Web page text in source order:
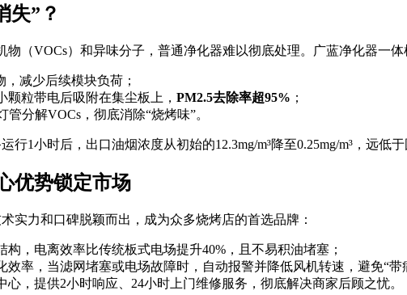
失”？
（VOCs）和异味分子，普通净化器难以彻底处理。广蓝净化器一体
，减少后续模块负荷；
颗粒带电后吸附在集尘板上， PM2.5去除率超95% ；
分解VOCs，彻底消除“烧烤味”。
1小时后，出口油烟浓度从初始的12.3mg/m³降至0.25mg/m³，远低于
优势锁定市场
实力和口碑脱颖而出，成为众多烧烤店的首选品牌：
构，电离效率比传统板式电场提升40%，且不易积油堵塞；
效率，当滤网堵塞或电场故障时，自动报警并降低风机转速，避免“带
心，提供2小时响应、24小时上门维修服务，彻底解决商家后顾之忧。